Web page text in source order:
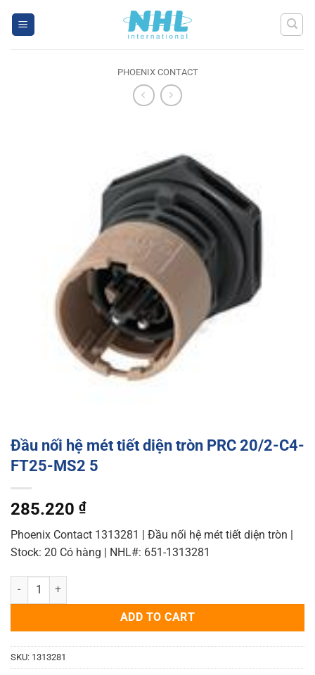
PHOENIX CONTACT
Đầu nối hệ mét tiết diện tròn PRC 20/2-C4-
FT25-MS2 5
285.220 ₫
Phoenix Contact 1313281 | Đầu nối hệ mét tiết diện tròn |
Stock: 20 Có hàng | NHL#: 651-1313281
Đầu nối hệ mét tiết diện tròn PRC 20/2-C4-FT25-MS2 5 quantity
ADD TO CART
SKU: 1313281